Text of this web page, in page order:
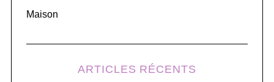
Maison
ARTICLES RÉCENTS